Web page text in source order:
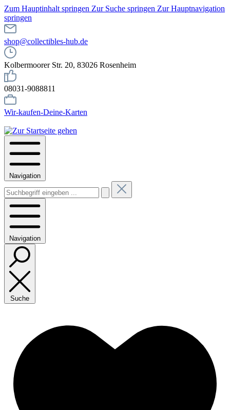
Zum Hauptinhalt springen Zur Suche springen Zur Hauptnavigation
springen
shop@collectibles-hub.de
Kolbermoorer Str. 20, 83026 Rosenheim
08031-9088811
Wir-kaufen-Deine-Karten
Navigation
Navigation
Suche